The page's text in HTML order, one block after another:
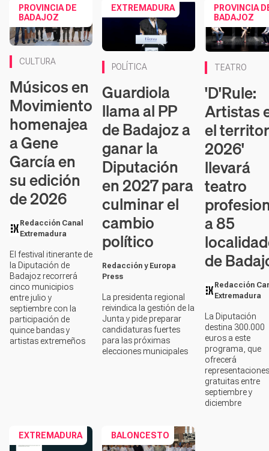
PROVINCIA DE
BADAJOZ
CULTURA
Músicos en
Movimiento
homenajea
a Gene
García en
su edición
de 2026
Redacción Canal
Extremadura
El festival itinerante de
la Diputación de
Badajoz recorrerá
cinco municipios
entre julio y
septiembre con la
participación de
quince bandas y
artistas extremeños
EXTREMADURA
POLÍTICA
Guardiola
llama al PP
de Badajoz a
ganar la
Diputación
en 2027 para
culminar el
cambio
político
Redacción y Europa
Press
La presidenta regional
reivindica la gestión de la
Junta y pide preparar
candidaturas fuertes
para las próximas
elecciones municipales
PROVINCIA
BADAJOZ
TEATRO
'D'Rule:
Artistas
el
2026'
llevará
teatro
a 85
de
Redacción
Extremadura
La Diputación
destina 300.000
euros a este
programa, que
ofrecerá
representaciones
gratuitas entre
septiembre y
diciembre
EXTREMADURA BALONCESTO